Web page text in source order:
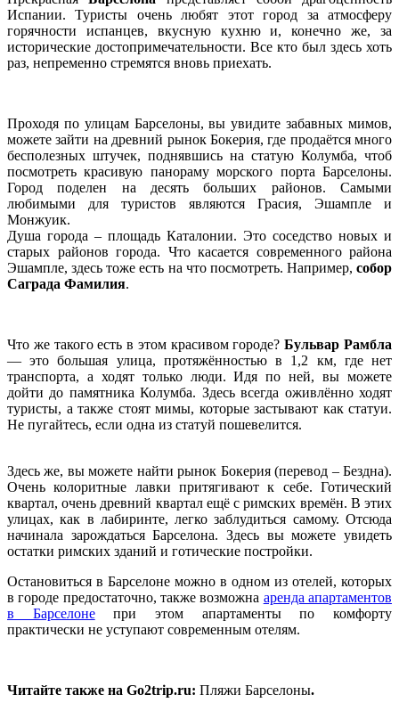
Испании. Туристы очень любят этот город за атмосферу
горячности испанцев, вкусную кухню и, конечно же, за
исторические достопримечательности. Все кто был здесь хоть
раз, непременно стремятся вновь приехать.
Проходя по улицам Барселоны, вы увидите забавных мимов,
можете зайти на древний рынок Бокерия, где продаётся много
бесполезных штучек, поднявшись на статую Колумба, чтоб
посмотреть красивую панораму морского порта Барселоны.
Город поделен на десять больших районов. Самыми
любимыми для туристов являются Грасия, Эшампле и
Монжуик.
Душа города – площадь Каталонии. Это соседство новых и
старых районов города. Что касается современного района
Эшампле, здесь тоже есть на что посмотреть. Например, собор
Саграда Фамилия.
Что же такого есть в этом красивом городе?Бульвар Рамбла
— это большая улица, протяжённостью в 1,2 км, где нет
транспорта, а ходят только люди. Идя по ней, вы можете
дойти до памятника Колумба. Здесь всегда оживлённо ходят
туристы, а также стоят мимы, которые застывают как статуи.
Не пугайтесь, если одна из статуй пошевелится.
Здесь же, вы можете найти рынок Бокерия (перевод – Бездна).
Очень колоритные лавки притягивают к себе. Готический
квартал, очень древний квартал ещё с римских времён. В этих
улицах, как в лабиринте, легко заблудиться самому. Отсюда
начинала зарождаться Барселона. Здесь вы можете увидеть
остатки римских зданий и готические постройки.
Остановиться в Барселоне можно в одном из отелей, которых
в городе предостаточно, также возможна аренда апартаментов
в Барселонепри этом апартаменты по комфорту
практически не уступают современным отелям.
Читайте также на Go2trip.ru: Пляжи Барселоны.